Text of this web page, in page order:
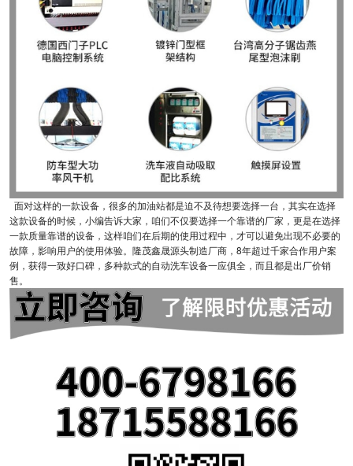
面对这样的一款设备，很多的加油站都是迫不及待想要选择一台，其实在选择
这款设备的时候，小编告诉大家，咱们不仅要选择一个靠谱的厂家，更是在选择
一款质量靠谱的设备，这样咱们在后期的使用过程中，才可以避免出现不必要的
故障，影响用户的使用体验。隆茂鑫晟源头制造厂商，8年超过千家合作用户案
例，获得一致好口碑，多种款式的自动洗车设备一应俱全，而且都是出厂价销
售。